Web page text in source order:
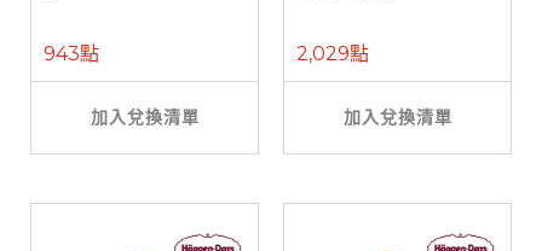
943點
加入兌換清單
2,029點
加入兌換清單